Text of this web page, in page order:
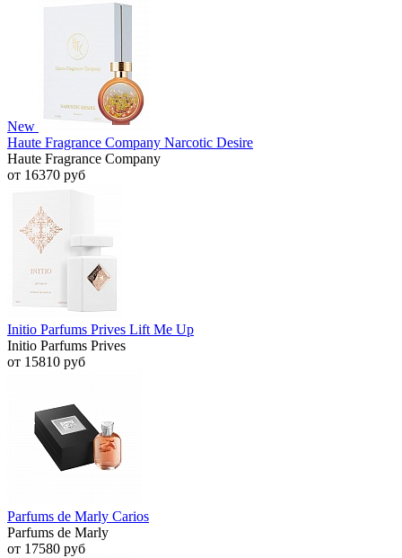
New
Haute Fragrance Company Narcotic Desire
Haute Fragrance Company
от 16370 руб
Initio Parfums Prives Lift Me Up
Initio Parfums Prives
от 15810 руб
Parfums de Marly Carios
Parfums de Marly
от 17580 руб